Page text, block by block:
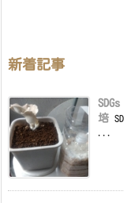
新着記事
培